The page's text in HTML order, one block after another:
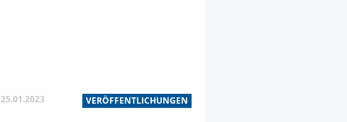
25.01.2023 VERÖFFENTLICHUNGEN